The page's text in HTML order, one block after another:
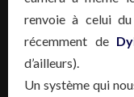
renvoie à celui
récemment de
d’ailleurs).
Un système qui